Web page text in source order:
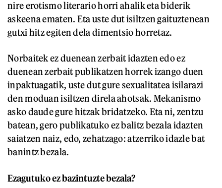
nire erotismo literario horri ahalik eta biderik
askeena ematen. Eta uste dut isiltzen gaituztenean
gutxi hitz egiten dela dimentsio horretaz.
Norbaitek ez duenean zerbait idazten edo ez
duenean zerbait publikatzen horrek izango duen
inpaktuagatik, uste dut gure sexualitatea isilarazi
den moduan isiltzen direla ahotsak. Mekanismo
asko daude gure hitzak bridatzeko. Eta ni, zentzu
batean, gero publikatuko ez balitz bezala idazten
saiatzen naiz, edo, zehatzago: atzerriko idazle bat
banintz bezala.
Ezagutuko ez bazintuzte bezala?